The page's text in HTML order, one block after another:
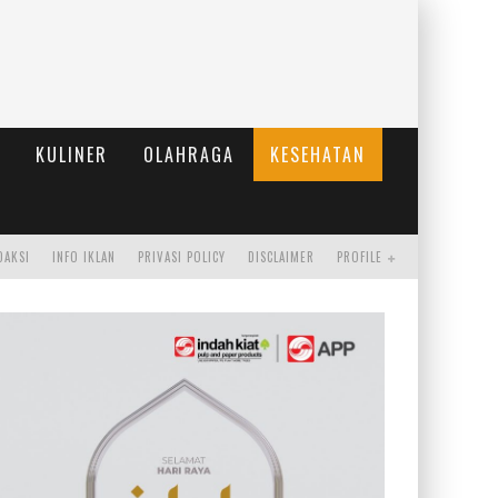
KULINER OLAHRAGA
KESEHATAN
PROFILE
DISCLAIMER
PRIVASI POLICY
INFO IKLAN